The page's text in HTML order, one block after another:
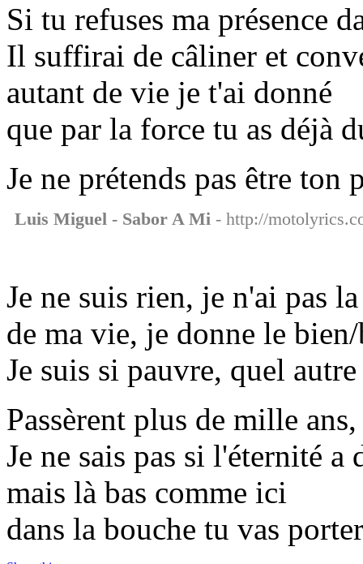
Si tu refuses ma présence
Il suffirai de câliner et
autant de vie je t'ai donné
que par la force tu as déjà
Je ne prétends pas être ton
Luis Miguel - Sabor A Mi - http://
Je ne suis rien, je n'ai pas
de ma vie, je donne le
Je suis si pauvre, quel
Passèrent plus de mille
Je ne sais pas si l'éternité a
mais là bas comme ici
dans la bouche tu vas